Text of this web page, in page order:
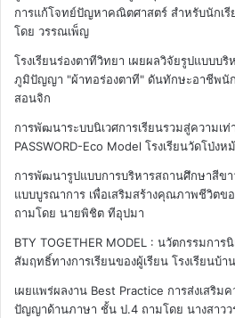
การแก้โจทย์ปัญหาคณิตศาสตร์ สำหรับนักเ
โดย วรรณเพ็ญ
โรงเรียนร่องตาทีวิทยา เผยผลวิจัยรูปแบบบ
ภูมิปัญญา "ผ้าทอร่องตาที" ดันทักษะอาชีพนั
สอนจิก
การพัฒนาระบบนิเวศการเรียนรวมสู่ความเ
PASSWORD-Eco Model โรงเรียนวัดโป่งห
การพัฒนารูปแบบการบริหารสถานศึกษาสีข
แบบบูรณาการ เพื่อเสริมสร้างคุณภาพชีวิตขอ
ถามโดย นายพิชิต ทีอุปมา
BTY TOGETHER MODEL : นวัตกรรมการ
สัมฤทธิ์ทางการเรียนของผู้เรียน โรงเรียนบ้า
เผยแพร่ผลงาน Best Practice การส่งเสริม
ปัญญาด้านภาษา ชั้น ป.4 ถามโดย นางสาว